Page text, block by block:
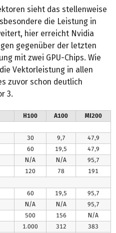
sieht das stellenweise
die Leistung in
hier erreicht Nvidia
gegenüber der letzten
mit zwei GPU-Chips. Wie
Vektorleistung in allen
zuvor schon deutlich
3.
H100 A100
MI200
30 9,7
47,9
60 19,5
47,9
N/A N/A
95,7
120 78
191
60 19,5
95,7
N/A N/A
95,7
500 156
N/A
1.000 312
383